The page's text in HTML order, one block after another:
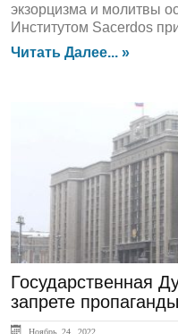
экзорцизма и молитвы
Институтом Sacerdos
Читать Далее... »
ЛЕНТА
Государственная
запрете
Ноябрь 24, 2022